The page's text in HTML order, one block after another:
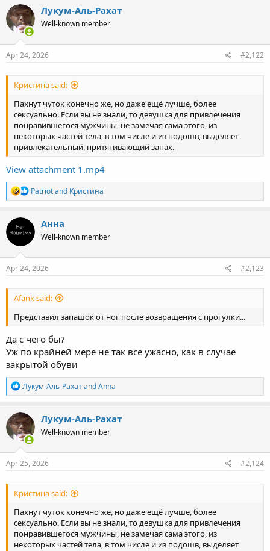
Лукум-Аль-Рахат
Well-known member
Apr 24, 2026 #2,122
Кристина said:
Пахнут чуток конечно же, но даже ещё лучше, более
сексуально. Если вы не знали, то девушка для привлечения
понравившегося мужчины, не замечая сама этого, из
некоторых частей тела, в том числе и из подошв, выделяет
привлекательный, притягивающий запах.
View attachment 1.mp4
R
e
a
c
i
n
s
Patriotand Кристина
Анна
Well-known member
Apr 24, 2026 #2,123
Afank said:
Представил запашок от ног после возвращения с прогулки...
Да с чего бы?
Уж по крайней мере не так всё ужасно, как в случае
закрытой обуви
R
e
a
c
t
i
o
n
s
Лукум-Аль-РахатandAnna
Лукум-Аль-Рахат
Well-known member
Apr 25, 2026 #2,124
Кристина said:
Пахнут чуток конечно же, но даже ещё лучше, более
сексуально. Если вы не знали, то девушка для привлечения
понравившегося мужчины, не замечая сама этого, из
некоторых частей тела, в том числе и из подошв, выделяет